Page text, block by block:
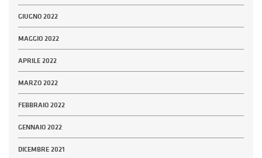
GIUGNO 2022
MAGGIO 2022
APRILE 2022
MARZO 2022
FEBBRAIO 2022
GENNAIO 2022
DICEMBRE 2021